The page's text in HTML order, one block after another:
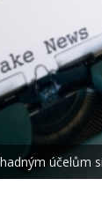
účelům